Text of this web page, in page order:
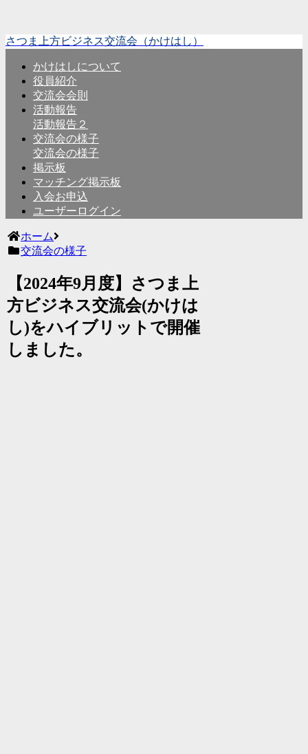
さつま上方ビジネス交流会（かけはし）
かけはしについて
役員紹介
交流会会則
活動報告
活動報告２
交流会の様子
交流会の様子
掲示板
マッチング掲示板
入会お申込
ユーザーログイン
ホーム
交流会の様子
【2024年9月度】さつま上
方ビジネス交流会(かけは
し)をハイブリットで開催
しました。